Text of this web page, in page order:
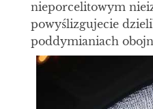
nieporcelitowym
powyślizgujecie
poddymianiach